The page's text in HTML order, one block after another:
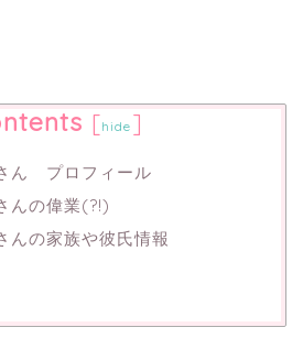
[hide ]
ん プロフィール
んの偉業(?!)
んの家族や彼氏情報